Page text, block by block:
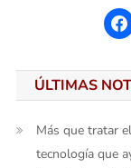
ÚLTIMAS
Más que tratar
tecnología que